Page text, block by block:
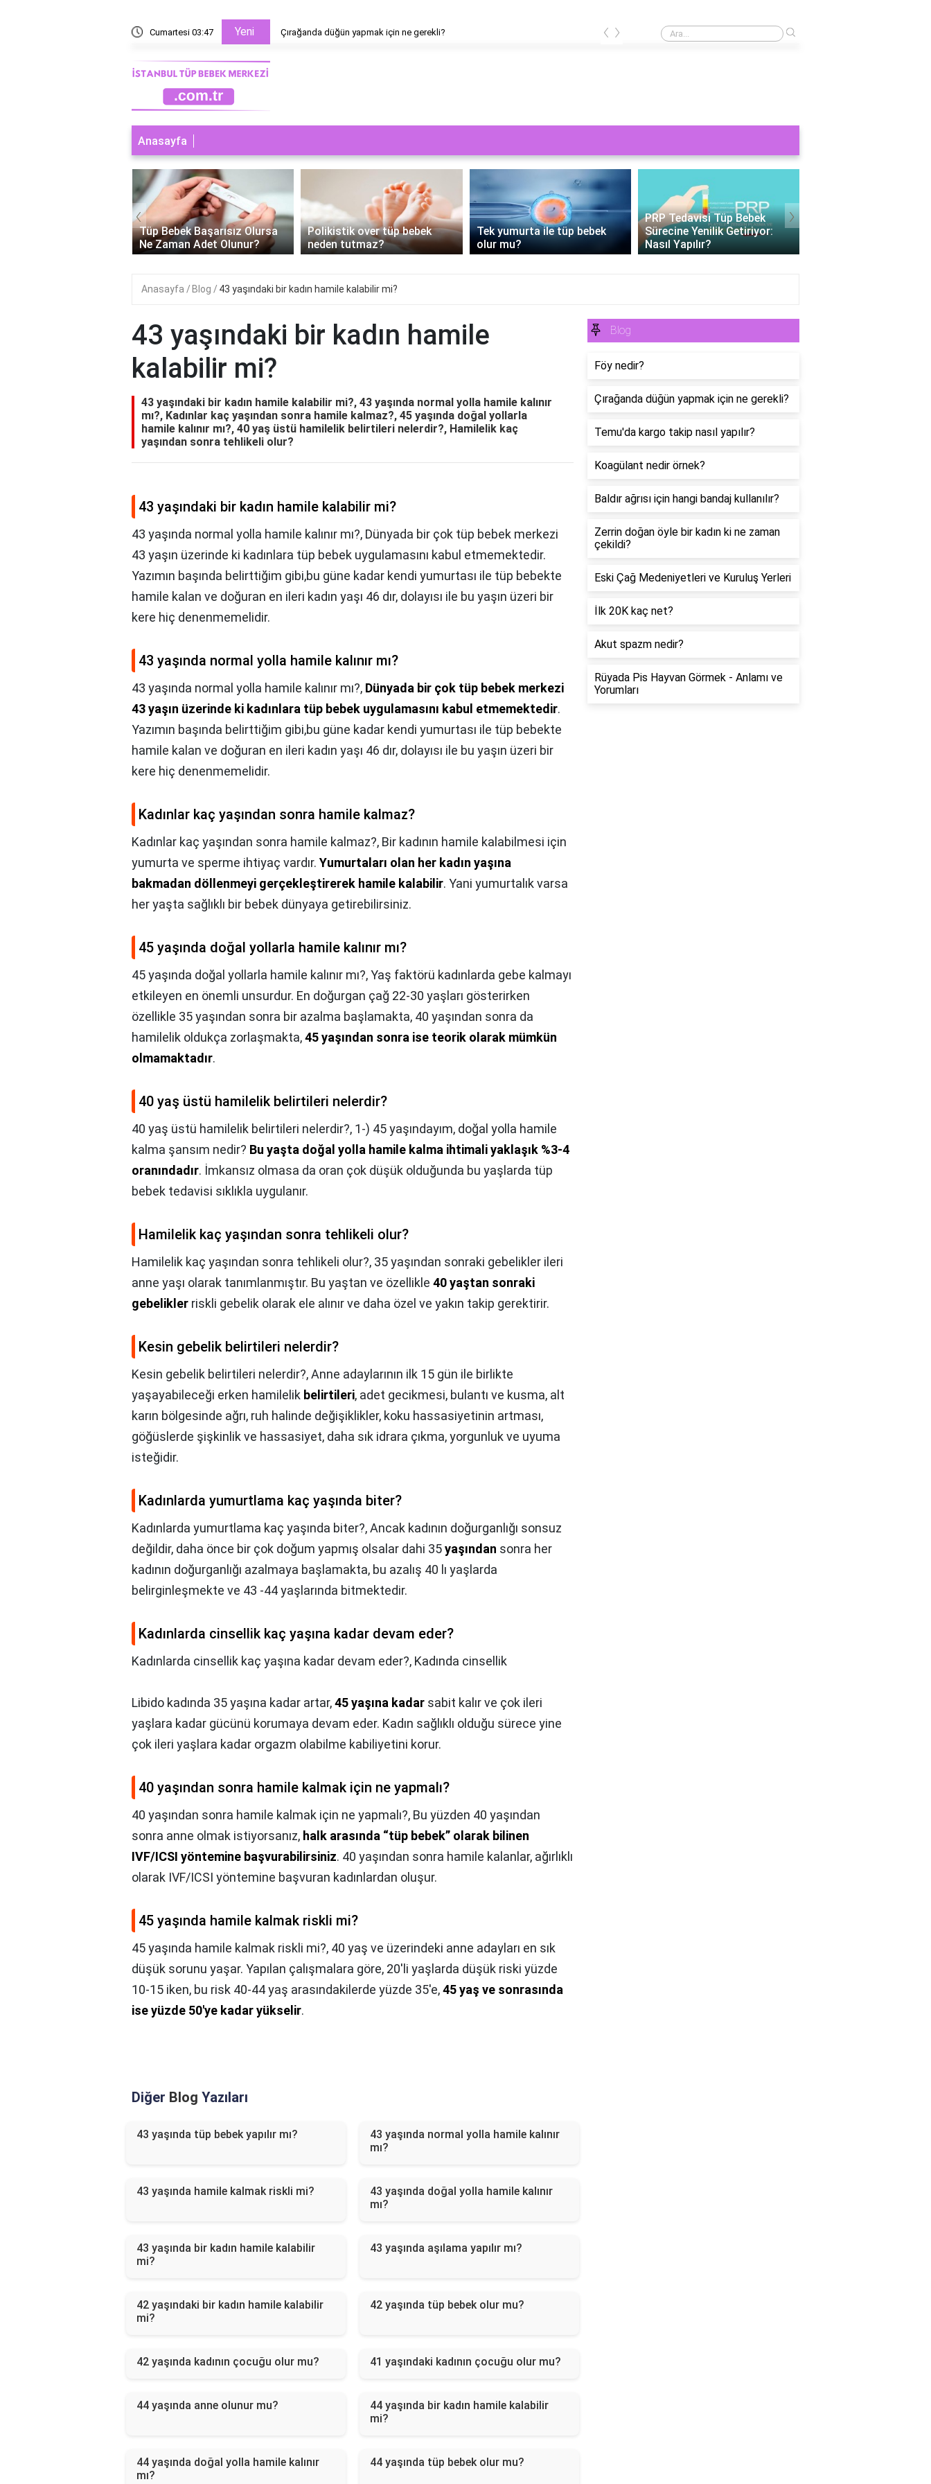
Cumartesi 03:48 Yeni Çırağanda düğün yapmak için ne gerekli? Çırağanda düğün yapmak için ne gerekli?
‹ ›
Anasayfa
Tüp Bebek Başarısız Olursa
Ne Zaman Adet Olunur?
Polikistik over tüp bebek
neden tutmaz?
Tek yumurta ile tüp bebek
olur mu?
PRP Tedavisi Tüp Bebek
Sürecine Yenilik Getiriyor:
Nasıl Yapılır?
‹ ›
Anasayfa Blog 43 yaşındaki bir kadın hamile kalabilir mi?
43 yaşındaki bir kadın hamile
kalabilir mi?
43 yaşındaki bir kadın hamile kalabilir mi?, 43 yaşında normal yolla hamile kalınır
mı?, Kadınlar kaç yaşından sonra hamile kalmaz?, 45 yaşında doğal yollarla
hamile kalınır mı?, 40 yaş üstü hamilelik belirtileri nelerdir?, Hamilelik kaç
yaşından sonra tehlikeli olur?
43 yaşındaki bir kadın hamile kalabilir mi?
43 yaşında normal yolla hamile kalınır mı?, Dünyada bir çok tüp bebek merkezi
43 yaşın üzerinde ki kadınlara tüp bebek uygulamasını kabul etmemektedir.
Yazımın başında belirttiğim gibi,bu güne kadar kendi yumurtası ile tüp bebekte
hamile kalan ve doğuran en ileri kadın yaşı 46 dır, dolayısı ile bu yaşın üzeri bir
kere hiç denenmemelidir.
43 yaşında normal yolla hamile kalınır mı?
43 yaşında normal yolla hamile kalınır mı?, Dünyada bir çok tüp bebek merkezi
43 yaşın üzerinde ki kadınlara tüp bebek uygulamasını kabul etmemektedir.
Yazımın başında belirttiğim gibi,bu güne kadar kendi yumurtası ile tüp bebekte
hamile kalan ve doğuran en ileri kadın yaşı 46 dır, dolayısı ile bu yaşın üzeri bir
kere hiç denenmemelidir.
Kadınlar kaç yaşından sonra hamile kalmaz?
Kadınlar kaç yaşından sonra hamile kalmaz?, Bir kadının hamile kalabilmesi için
yumurta ve sperme ihtiyaç vardır. Yumurtaları olan her kadın yaşına
bakmadan döllenmeyi gerçekleştirerek hamile kalabilir. Yani yumurtalık varsa
her yaşta sağlıklı bir bebek dünyaya getirebilirsiniz.
45 yaşında doğal yollarla hamile kalınır mı?
45 yaşında doğal yollarla hamile kalınır mı?,Yaş faktörü kadınlarda gebe kalmayı
etkileyen en önemli unsurdur. En doğurgan çağ 22-30 yaşları gösterirken
özellikle 35 yaşından sonra bir azalma başlamakta, 40 yaşından sonra da
hamilelik oldukça zorlaşmakta,45 yaşından sonra ise teorik olarak mümkün
olmamaktadır.
40 yaş üstü hamilelik belirtileri nelerdir?
40 yaş üstü hamilelik belirtileri nelerdir?, 1-) 45 yaşındayım, doğal yolla hamile
kalma şansım nedir? Bu yaşta doğal yolla hamile kalma ihtimali yaklaşık %3-4
oranındadır. İmkansız olmasa da oran çok düşük olduğunda bu yaşlarda tüp
bebek tedavisi sıklıkla uygulanır.
Hamilelik kaç yaşından sonra tehlikeli olur?
Hamilelik kaç yaşından sonra tehlikeli olur?, 35 yaşından sonraki gebelikler ileri
anne yaşı olarak tanımlanmıştır. Bu yaştan ve özellikle 40 yaştan sonraki
gebelikler riskli gebelik olarak ele alınır ve daha özel ve yakın takip gerektirir.
Kesin gebelik belirtileri nelerdir?
Kesin gebelik belirtileri nelerdir?,Anne adaylarının ilk 15 gün ile birlikte
yaşayabileceği erken hamilelik belirtileri, adet gecikmesi, bulantı ve kusma, alt
karın bölgesinde ağrı, ruh halinde değişiklikler, koku hassasiyetinin artması,
göğüslerde şişkinlik ve hassasiyet, daha sık idrara çıkma, yorgunluk ve uyuma
isteğidir.
Kadınlarda yumurtlama kaç yaşında biter?
Kadınlarda yumurtlama kaç yaşında biter?,Ancak kadının doğurganlığı sonsuz
değildir, daha önce bir çok doğum yapmış olsalar dahi 35yaşından sonra her
kadının doğurganlığı azalmaya başlamakta, bu azalış 40 lı yaşlarda
belirginleşmekte ve 43 -44 yaşlarında bitmektedir.
Kadınlarda cinsellik kaç yaşına kadar devam eder?
Kadınlarda cinsellik kaç yaşına kadar devam eder?, Kadında cinsellik
Libido kadında 35 yaşına kadar artar,45 yaşına kadar sabit kalır ve çok ileri
yaşlara kadar gücünü korumaya devam eder. Kadın sağlıklı olduğu sürece yine
çok ileri yaşlara kadar orgazm olabilme kabiliyetini korur.
40 yaşından sonra hamile kalmak için ne yapmalı?
40 yaşından sonra hamile kalmak için ne yapmalı?, Bu yüzden 40 yaşından
sonra anne olmak istiyorsanız, halk arasında “tüp bebek” olarak bilinen
IVF/ICSI yöntemine başvurabilirsiniz. 40 yaşından sonra hamile kalanlar, ağırlıklı
olarak IVF/ICSI yöntemine başvuran kadınlardan oluşur.
45 yaşında hamile kalmak riskli mi?
45 yaşında hamile kalmak riskli mi?, 40 yaş ve üzerindeki anne adayları en sık
düşük sorunu yaşar. Yapılan çalışmalara göre, 20'li yaşlarda düşük riski yüzde
10-15 iken, bu risk 40-44 yaş arasındakilerde yüzde 35'e,45 yaş ve sonrasında
ise yüzde 50'ye kadar yükselir.
Diğer Blog Yazıları
43 yaşında tüp bebek yapılır mı?
43 yaşında normal yolla hamile kalınır
mı?
43 yaşında hamile kalmak riskli mi?
43 yaşında doğal yolla hamile kalınır
mı?
43 yaşında bir kadın hamile kalabilir
mi?
43 yaşında aşılama yapılır mı?
42 yaşındaki bir kadın hamile kalabilir
mi?
42 yaşında tüp bebek olur mu?
42 yaşında kadının çocuğu olur mu? 41 yaşındaki kadının çocuğu olur mu?
44 yaşında anne olunur mu?
44 yaşında bir kadın hamile kalabilir
mi?
44 yaşında doğal yolla hamile kalınır
mı?
44 yaşında tüp bebek olur mu?
Blog
Föy nedir?
Çırağanda düğün yapmak için ne gerekli?
Temu'da kargo takip nasıl yapılır?
Koagülant nedir örnek?
Baldır ağrısı için hangi bandaj kullanılır?
Zerrin doğan öyle bir kadın ki ne zaman
çekildi?
Eski Çağ Medeniyetleri ve Kuruluş Yerleri
İlk 20K kaç net?
Akut spazm nedir?
Rüyada Pis Hayvan Görmek - Anlamı ve
Yorumları